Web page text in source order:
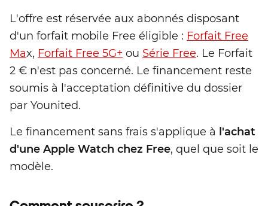
L'offre est réservée aux abonnés disposant
d'un forfait mobile Free éligible : Forfait Free
Max, Forfait Free 5G+ ou Série Free. Le Forfait
2 € n'est pas concerné. Le financement reste
soumis à l'acceptation définitive du dossier
par Younited.
Le financement sans frais s'applique à l'achat
d'une Apple Watch chez Free, quel que soit le
modèle.